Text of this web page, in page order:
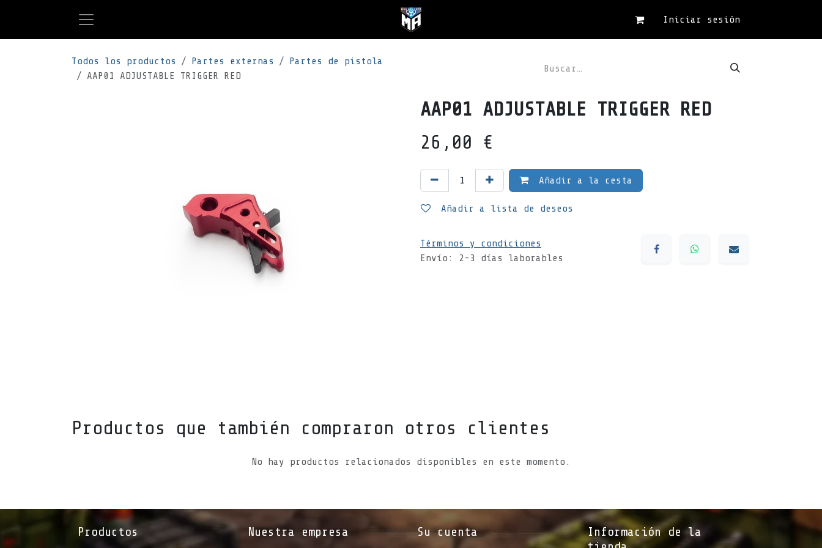
Iniciar sesión
Todos los productos Partes externas
Partes de pistola
AAP01 ADJUSTABLE TRIGGER RED
AAP01 ADJUSTABLE TRIGGER RED
26,00 €
Añadir a la cesta
Añadir a lista de deseos
Términos y condiciones
Envío: 2-3 días laborables
Productos que también compraron otros clientes
No hay productos relacionados disponibles en este momento.
Productos
Información de la
Su cuenta
Nuestra empresa